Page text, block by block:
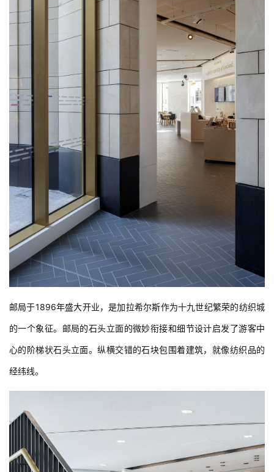
建
筑
计
室
设
邮局于1896年盛大开业，是加拉希尔斯作为十九世纪繁荣的纺织城
的一个象征。邮局的石头立面的微妙衔接和细节设计启发了游客中
心的阶梯状石头立面。纵横交错的石块包围着建筑，就像纺织品的
经纬线。